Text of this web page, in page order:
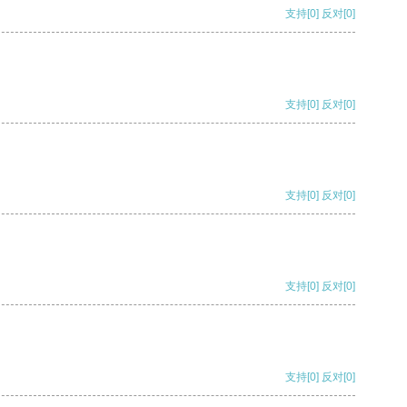
支持[0] 反对[0]
支持[0] 反对[0]
支持[0] 反对[0]
支持[0] 反对[0]
支持[0] 反对[0]